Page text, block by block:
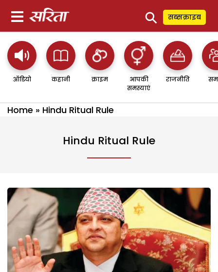
⚲ सब्सक्राइब
ऑडियो कहानी क्राइम
आपकी
समस्याएं
राजनीति
Home » Hindu Ritual Rule
Hindu Ritual Rule